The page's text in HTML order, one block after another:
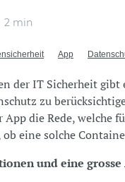
2 min
App
der IT Sicherheit
zu
App die Rede, welche
ob eine solche
und eine